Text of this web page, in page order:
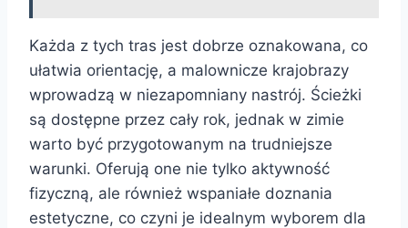
Każda z tych tras jest dobrze oznakowana, co
ułatwia orientację, a malownicze krajobrazy
wprowadzą w niezapomniany nastrój. Ścieżki
są dostępne przez cały rok, jednak w zimie
warto być przygotowanym na trudniejsze
warunki. Oferują one nie tylko aktywność
fizyczną, ale również wspaniałe doznania
estetyczne, co czyni je idealnym wyborem dla